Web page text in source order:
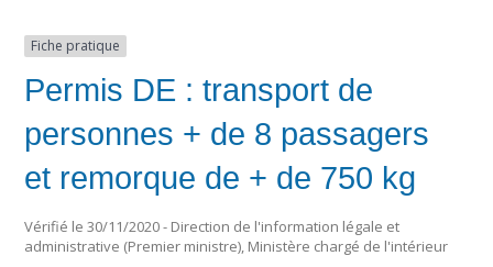
Fiche pratique
Permis DE : transport de
personnes + de 8 passagers
et remorque de + de 750 kg
Vérifié le 30/11/2020 - Direction de l'information légale et
administrative (Premier ministre), Ministère chargé de l'intérieur